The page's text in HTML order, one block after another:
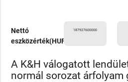
Nettó
eszközérték(HUF)
187927600000
A K&H válogatott
normál sorozat árfolyam